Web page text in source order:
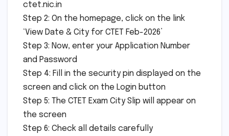
ctet.nic.in
Step 2: On the homepage, click on the link
‘View Date & City for CTET Feb-2026’
Step 3: Now, enter your Application Number
and Password
Step 4: Fill in the security pin displayed on the
screen and click on the Login button
Step 5: The CTET Exam City Slip will appear on
the screen
Step 6: Check all details carefully